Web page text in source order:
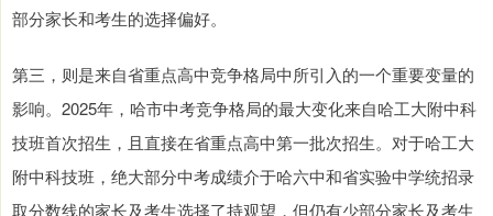
部分家长和考生的选择偏好。
第三，则是来自省重点高中竞争格局中所引入的一个重要变量的
影响。2025年，哈市中考竞争格局的最大变化来自哈工大附中科
技班首次招生，且直接在省重点高中第一批次招生。对于哈工大
附中科技班，绝大部分中考成绩介于哈六中和省实验中学统招录
取分数线的家长及考生选择了持观望，但仍有少部分家长及考生